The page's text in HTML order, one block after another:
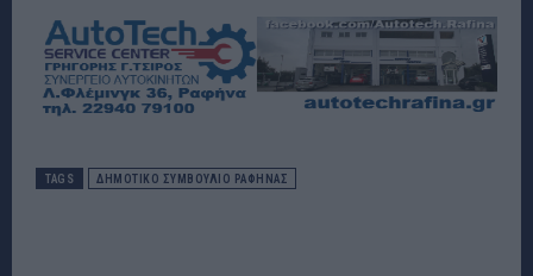
TAGS ΔΗΜΟΤΙΚΌ ΣΥΜΒΟΎΛΙΟ ΡΑΦΉΝΑΣ